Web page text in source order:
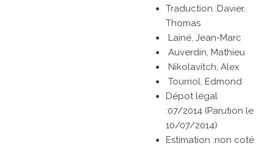
Traduction :Davier,
Thomas
Lainé, Jean-Marc
Auverdin, Mathieu
Nikolavitch, Alex
Tourriol, Edmond
Dépot légal
:07/2014 (Parution le
10/07/2014)
Estimation :non coté